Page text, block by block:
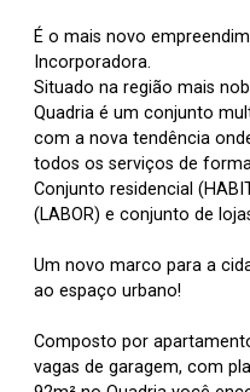
É o mais novo
Incorporadora.
Situado na região mais
Quadria é um conjunto
com a nova tendência
todos os serviços de
Conjunto residencial
(LABOR) e conjunto de
Um novo marco para a
ao espaço urbano!
Composto por
vagas de garagem, com